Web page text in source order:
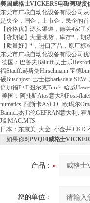
美国威格士VICKERS电磁阀现货
东莞市广联自动化设备有限公司
是央企，国企，上市企，民企的
【价格优】源头渠道，德美4家子
【货期短】大量现货，库存*，期
【质量好】*，进口产品，原厂标
东莞市广联自动化设备有限公司
德国：巴鲁夫Balluff.力士乐
福Stauff.赫斯曼Hirschmann.宝德
硕Buschjost. 巴士德
倍加福P+F.图尔克Turck. 哈威
美国：阿托斯Atos意大利Posi-
numatics. 阿斯卡ASCO. 欧玛尔
Banner.杰弗伦GEFRAN意大利.
瑞.MAC.MTS.
日本：东京美. 大金. 小金井 CKD
如果你对PVQ10威格士
产品：
您的单位：